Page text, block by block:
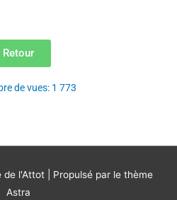
Retour
de vues: 1 773
de l'Attot| Propulsé par le thème
Astra